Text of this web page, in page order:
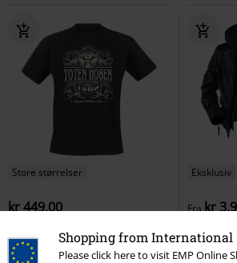
Shopping from International
Please click here to visit EMP Online
Store størrelser
kr 449,00
T-skjorte
Eksklusiv
Frakr
AC/DC